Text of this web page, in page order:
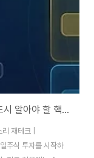
재무제표 보는 법 총정리 | 기업 투자 전 반드시 알아야 할 핵심 지표 2026
재테크 |
식 투자를 시작하